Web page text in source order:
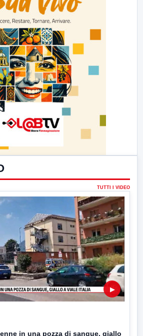
TUTTI I VIDEO
▶
in una pozza di sangue, giallo